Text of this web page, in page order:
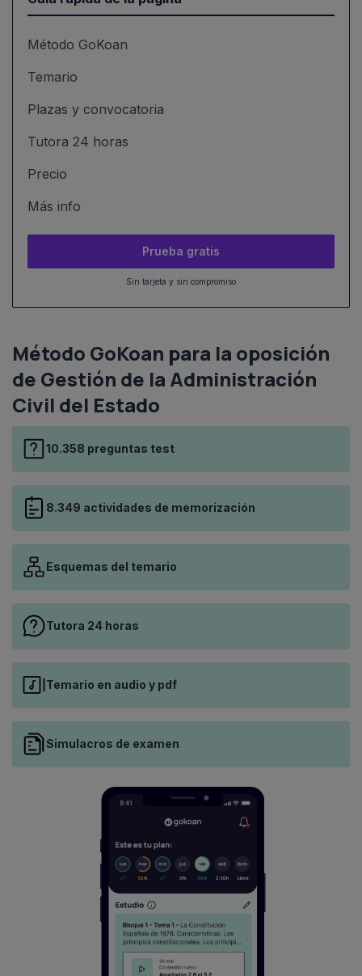
Método GoKoan
Temario
Plazas y convocatoria
Tutora 24 horas
Precio
Más info
Prueba gratis
Sin tarjeta y sin compromiso
Método GoKoan para la oposición
de Gestión de la Administración
Civil del Estado
10.358 preguntas test
8.349 actividades de memorización
Esquemas del temario
Tutora 24 horas
Temario en audio y pdf
Simulacros de examen